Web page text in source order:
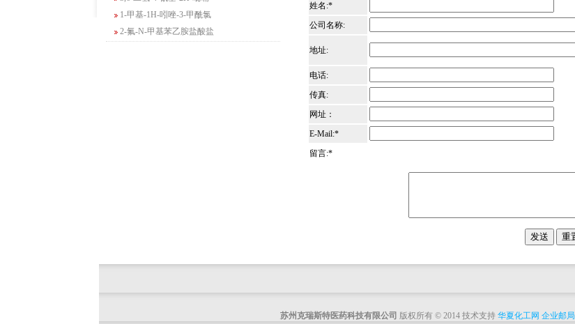
1-甲基-1H-吲唑-3-甲酰氯
2-氟-N-甲基苯乙胺盐酸盐
4-苄基-5-氧代吗啉-3-甲酸甲酯
姓名:*
公司名称:
地址:
电话:
传真:
网址：
E-Mail:*
留言:*
苏州克瑞斯特医药科技有限公司 版权所有 © 2014 技术支持 华夏化工网 企业邮局